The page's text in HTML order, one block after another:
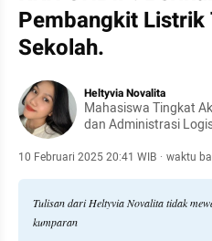
Pembangkit Listrik
Sekolah.
Heltyvia Novalita
Mahasiswa Tingkat
dan Administrasi
10 Februari 2025 20:41 WIB · waktu
Tulisan dari Heltyvia Novalita tidak
kumparan